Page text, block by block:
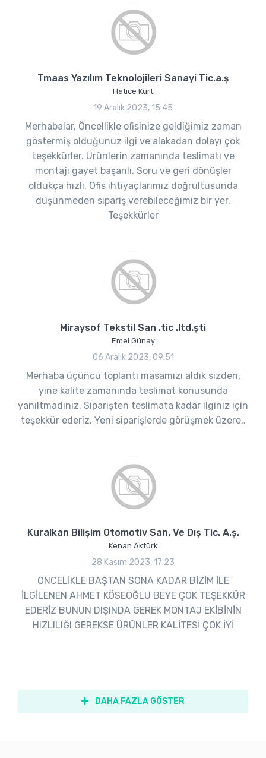
Tmaas Yazılım Teknolojileri Sanayi Tic.a.ş
Hatice Kurt
19 Aralık 2023, 15:45
Merhabalar, Öncellikle ofisinize geldiğimiz zaman
göstermiş olduğunuz ilgi ve alakadan dolayı çok
teşekkürler. Ürünlerin zamanında teslimatı ve
montajı gayet başarılı. Soru ve geri dönüşler
oldukça hızlı. Ofis ihtiyaçlarımız doğrultusunda
düşünmeden sipariş verebileceğimiz bir yer.
Teşekkürler
Miraysof Tekstil San .tic .ltd.şti
Emel Günay
06 Aralık 2023, 09:51
Merhaba üçüncü toplantı masamızı aldık sizden,
yine kalite zamanında teslimat konusunda
yanıltmadınız. Siparişten teslimata kadar ilginiz için
teşekkür ederiz. Yeni siparişlerde görüşmek üzere..
Kuralkan Bilişim Otomotiv San. Ve Dış Tic. A.ş.
Kenan Aktürk
28 Kasım 2023, 17:23
ÖNCELİKLE BAŞTAN SONA KADAR BİZİM İLE
İLGİLENEN AHMET KÖSEOĞLU BEYE ÇOK TEŞEKKÜR
EDERİZ BUNUN DIŞINDA GEREK MONTAJ EKİBİNİN
HIZLILIĞI GEREKSE ÜRÜNLER KALİTESİ ÇOK İYİ
DAHA FAZLA GÖSTER